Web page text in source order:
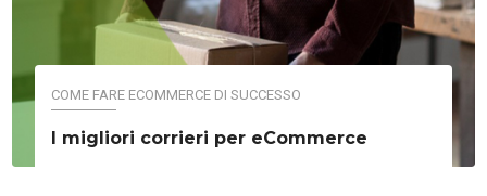
COME FARE ECOMMERCE DI SUCCESSO
I migliori corrieri per eCommerce